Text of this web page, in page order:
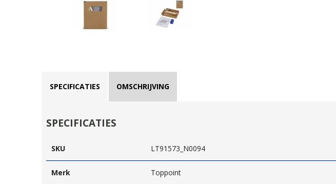
SPECIFICATIES OMSCHRIJVING
SPECIFICATIES
SKU LT91573_N0094
Merk Toppoint